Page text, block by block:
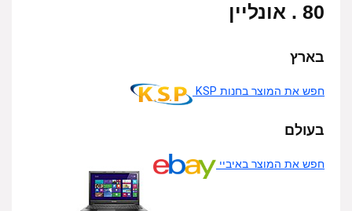
80 . אונליין
בארץ
חפש את המוצר בחנות KSP
בעולם
חפש את המוצר באיביי